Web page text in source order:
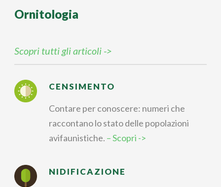
Ornitologia
Scopri tutti gli articoli ->
CENSIMENTO
Contare per conoscere: numeri che
raccontano lo stato delle popolazioni
avifaunistiche. – Scopri ->
NIDIFICAZIONE